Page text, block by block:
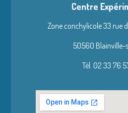
Centre
Zone conchylicole 33 rue
50560 Blainville-
Tél. 02 33 76